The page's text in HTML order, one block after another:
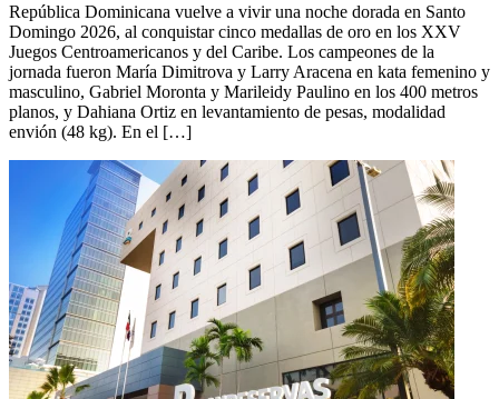
República Dominicana vuelve a vivir una noche dorada en Santo
Domingo 2026, al conquistar cinco medallas de oro en los XXV
Juegos Centroamericanos y del Caribe. Los campeones de la
jornada fueron María Dimitrova y Larry Aracena en kata femenino y
masculino, Gabriel Moronta y Marileidy Paulino en los 400 metros
planos, y Dahiana Ortiz en levantamiento de pesas, modalidad
envión (48 kg). En el […]